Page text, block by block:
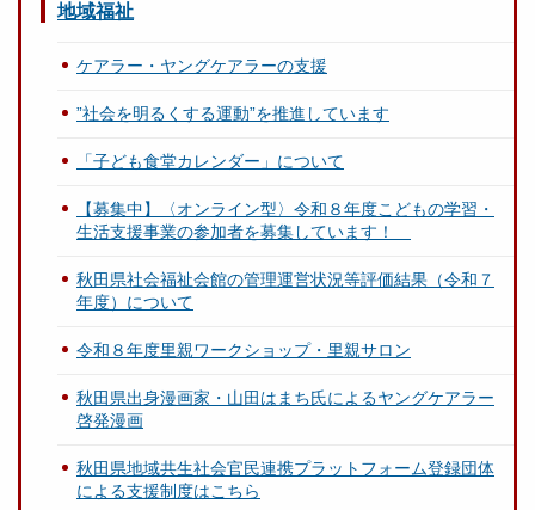
地域福祉
ケアラー・ヤングケアラーの支援
”社会を明るくする運動”を推進しています
「子ども食堂カレンダー」について
【募集中】〈オンライン型〉令和８年度こどもの学習・
生活支援事業の参加者を募集しています！
秋田県社会福祉会館の管理運営状況等評価結果（令和７
年度）について
令和８年度里親ワークショップ・里親サロン
秋田県出身漫画家・山田はまち氏によるヤングケアラー
啓発漫画
秋田県地域共生社会官民連携プラットフォーム登録団体
による支援制度はこちら